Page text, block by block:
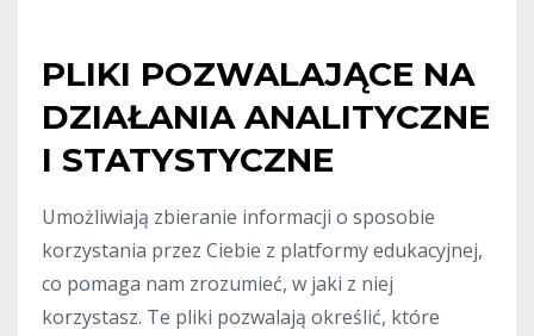
PLIKI POZWALAJĄCE NA
DZIAŁANIA ANALITYCZNE
I STATYSTYCZNE
Umożliwiają zbieranie informacji o sposobie
korzystania przez Ciebie z platformy edukacyjnej,
co pomaga nam zrozumieć, w jaki z niej
korzystasz. Te pliki pozwalają określić, które